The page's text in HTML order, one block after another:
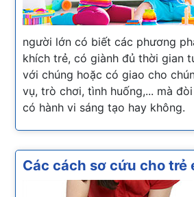
người lớn có biết các phương
khích trẻ, có giành đủ thời gian
với chúng hoặc có giao cho
vụ, trò chơi, tình huống,... mà
có hành vi sáng tạo hay không.
Các cách sơ cứu cho trẻ